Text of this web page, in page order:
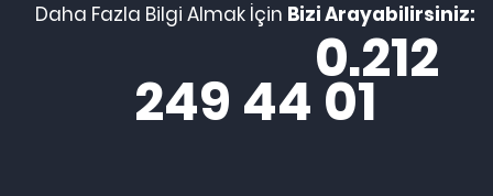
Daha Fazla Bilgi Almak İçin Bizi Arayabilirsiniz:
0.212
249 44 01